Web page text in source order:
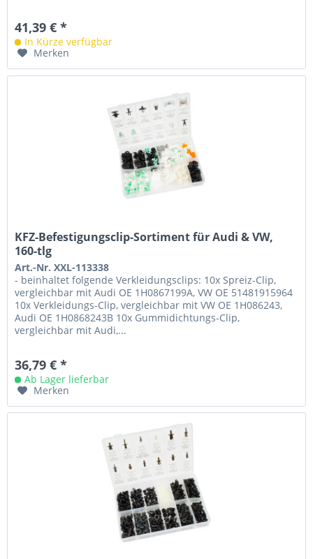
41,39 € *
In Kürze verfügbar
Merken
KFZ-Befestigungsclip-Sortiment für Audi & VW,
160-tlg
Art.-Nr. XXL-113338
- beinhaltet folgende Verkleidungsclips: 10x Spreiz-Clip,
vergleichbar mit Audi OE 1H0867199A, VW OE 51481915964
10x Verkleidungs-Clip, vergleichbar mit VW OE 1H086243,
Audi OE 1H0868243B 10x Gummidichtungs-Clip,
vergleichbar mit Audi,...
36,79 € *
Ab Lager lieferbar
Merken